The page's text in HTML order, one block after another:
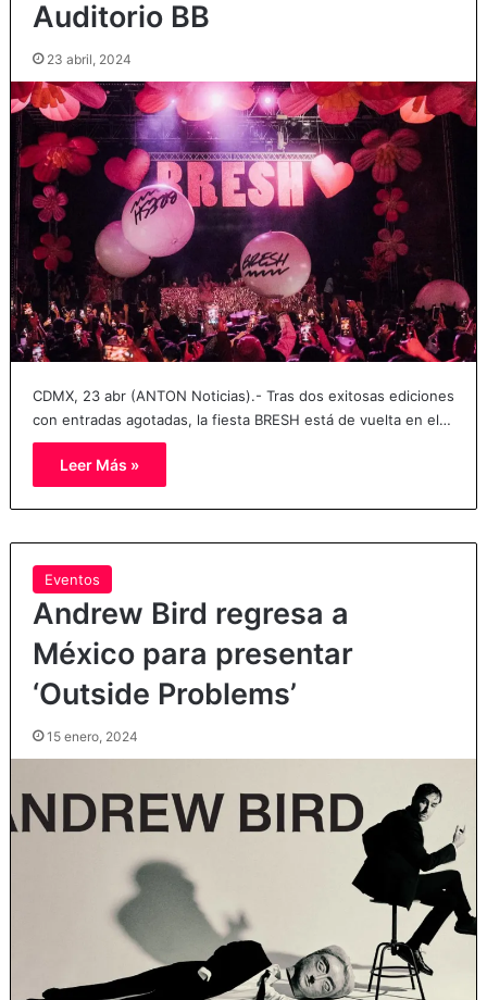
Auditorio BB
23 abril, 2024
CDMX, 23 abr (ANTON Noticias).- Tras dos exitosas ediciones
con entradas agotadas, la fiesta BRESH está de vuelta en el…
Leer Más »
Eventos
Andrew Bird regresa a
México para presentar
‘Outside Problems’
15 enero, 2024